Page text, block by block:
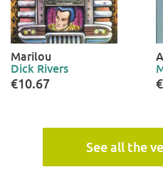
Marilou
Dick Rivers
€10.67
See all the